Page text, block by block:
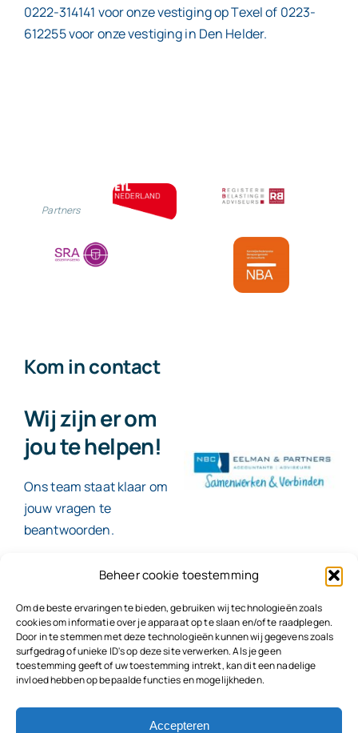
Beheer cookie toestemming
Om de beste ervaringen te bieden, gebruiken wij technologieën zoals
cookies om informatie over je apparaat op te slaan en/of te raadplegen.
Door in te stemmen met deze technologieën kunnen wij gegevens zoals
surfgedrag of unieke ID's op deze site verwerken. Als je geen
toestemming geeft of uw toestemming intrekt, kan dit een nadelige
invloed hebben op bepaalde functies en mogelijkheden.
Accepteren
0222-314141 voor onze vestiging op Texel of 0223-
612255 voor onze vestiging in Den Helder.
Partners
Kom in contact
Wij zijn er om
jou te helpen!
Ons team staat klaar om
jouw vragen te
beantwoorden.
Contact
© 2026NBC Eelman & Partners |KvK: 78187591
Algemene voorwaarden|Disclaimer | Copyright |